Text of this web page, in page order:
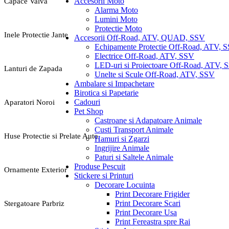
Alarma Moto
Lumini Moto
Protectie Moto
Accesorii Off-Road, ATV, QUAD, SSV
Echipamente Protectie Off-Road, ATV,
Electrice Off-Road, ATV, SSV
LED-uri si Proiectoare Off-Road, ATV,
Unelte si Scule Off-Road, ATV, SSV
Ambalare si Impachetare
Birotica si Papetarie
Cadouri
Pet Shop
Castroane si Adapatoare Animale
Custi Transport Animale
Hamuri si Zgarzi
Ingrijire Animale
Paturi si Saltele Animale
Produse Pescuit
Stickere si Printuri
Decorare Locuinta
Print Decorare Frigider
Print Decorare Scari
Print Decorare Usa
Print Fereastra spre Rai
Inele Protectie Jante
Lanturi de Zapada
Aparatori Noroi
Huse Protectie si Prelate Auto
Ornamente Exterior
Stergatoare Parbriz